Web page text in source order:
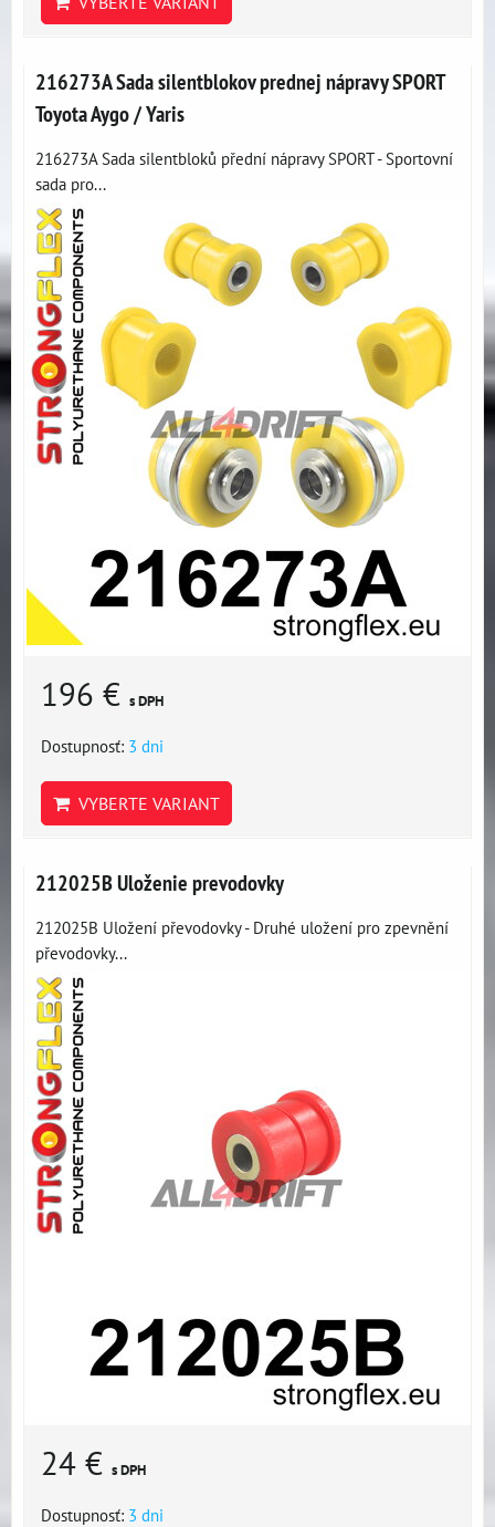
216273A Sada silentblokov prednej nápravy SPORT
Toyota Aygo / Yaris
216273A Sada silentbloků přední nápravy SPORT - Sportovní
sada pro...
196 € s DPH
Dostupnosť: 3 dni
VYBERTE VARIANT
212025B Uloženie prevodovky
212025B Uložení převodovky - Druhé uložení pro zpevnění
převodovky...
24 € s DPH
Dostupnosť: 3 dni